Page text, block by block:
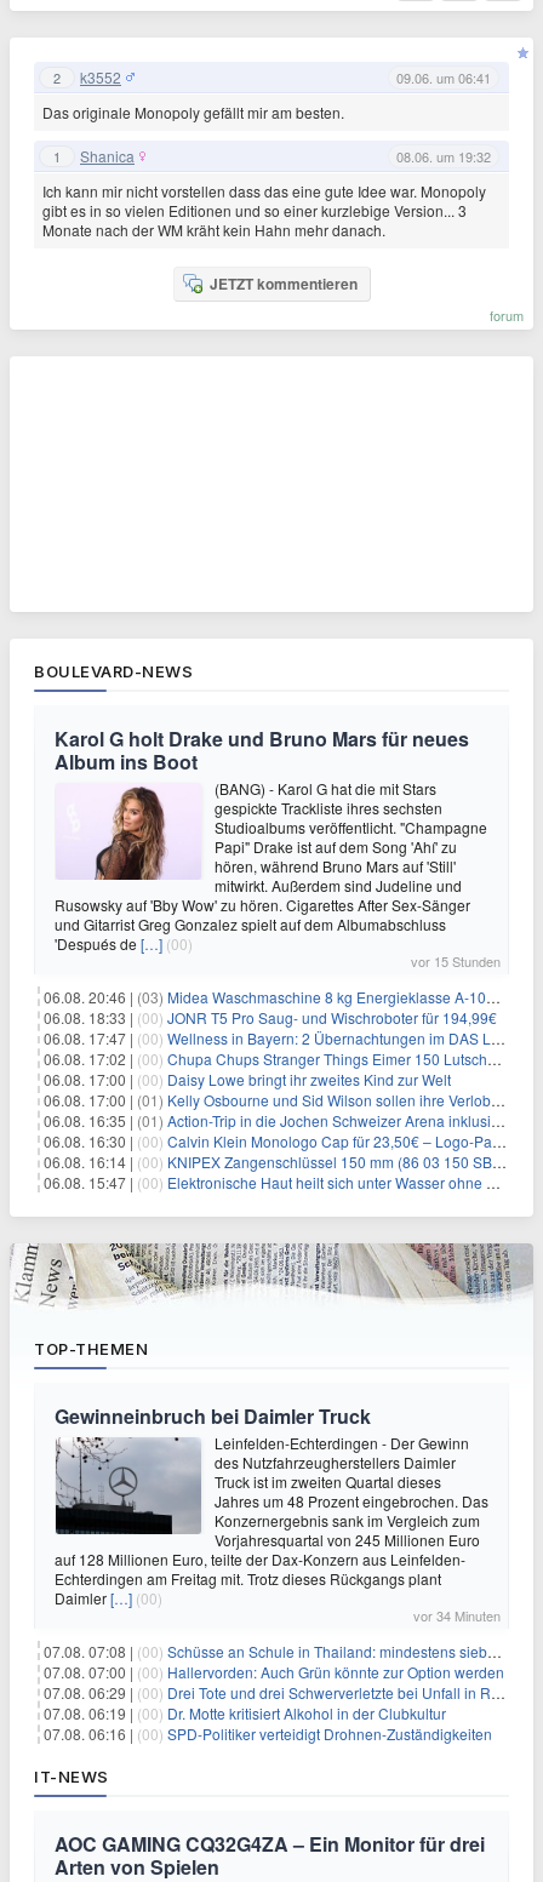
2 k3552 09.06. um 06:41
Das originale Monopoly gefällt mir am besten.
1 Shanica 08.06. um 19:32
Ich kann mir nicht vorstellen dass das eine gute Idee war. Monopoly
gibt es in so vielen Editionen und so einer kurzlebige Version... 3
Monate nach der WM kräht kein Hahn mehr danach.
JETZT kommentieren
forum
BOULEVARD-NEWS
Karol G holt Drake und Bruno Mars für neues
Album ins Boot
(BANG) - Karol G hat die mit Stars
gespickte Trackliste ihres sechsten
Studioalbums veröffentlicht. "Champagne
Papi" Drake ist auf dem Song 'Ahí' zu
hören, während Bruno Mars auf 'Still'
mitwirkt. Außerdem sind Judeline und
Rusowsky auf 'Bby Wow' zu hören. Cigarettes After Sex-Sänger
und Gitarrist Greg Gonzalez spielt auf dem Albumabschluss
'Después de […] (00)
vor 15 Stunden
06.08. 20:46 | (03) Midea Waschmaschine 8 kg Energieklasse A-10% 1400 U/Min für 289,97€
06.08. 18:33 | (00) JONR T5 Pro Saug- und Wischroboter für 194,99€
06.08. 17:47 | (00) Wellness in Bayern: 2 Übernachtungen im DAS LUDWIG Sports Resort inkl. HP + Wellness ab 174€ p.P.
06.08. 17:02 | (00) Chupa Chups Stranger Things Eimer 150 Lutscher für 21,95€
06.08. 17:00 | (00) Daisy Lowe bringt ihr zweites Kind zur Welt
06.08. 17:00 | (01) Kelly Osbourne und Sid Wilson sollen ihre Verlobung gelöst haben
06.08. 16:35 | (01) Action-Trip in die Jochen Schweizer Arena inklusive Premium Hotel und Frühstück ab 59€ p.P.
06.08. 16:30 | (00) Calvin Klein Monologo Cap für 23,50€ – Logo-Patch, Baumwolle
06.08. 16:14 | (00) KNIPEX Zangenschlüssel 150 mm (86 03 150 SB) für 35,99€
06.08. 15:47 | (00) Elektronische Haut heilt sich unter Wasser ohne Strom
TOP-THEMEN
Gewinneinbruch bei Daimler Truck
Leinfelden-Echterdingen - Der Gewinn
des Nutzfahrzeugherstellers Daimler
Truck ist im zweiten Quartal dieses
Jahres um 48 Prozent eingebrochen. Das
Konzernergebnis sank im Vergleich zum
Vorjahresquartal von 245 Millionen Euro
auf 128 Millionen Euro, teilte der Dax-Konzern aus Leinfelden-
Echterdingen am Freitag mit. Trotz dieses Rückgangs plant
Daimler[…] (00)
vor 34 Minuten
07.08. 07:08 | (00) Schüsse an Schule in Thailand: mindestens sieben Tote
07.08. 07:00 | (00) Hallervorden: Auch Grün könnte zur Option werden
07.08. 06:29 | (00) Drei Tote und drei Schwerverletzte bei Unfall in Rheinland-Pfalz
07.08. 06:19 | (00) Dr. Motte kritisiert Alkohol in der Clubkultur
07.08. 06:16 | (00) SPD-Politiker verteidigt Drohnen-Zuständigkeiten
IT-NEWS
AOC GAMING CQ32G4ZA – Ein Monitor für drei
Arten von Spielen